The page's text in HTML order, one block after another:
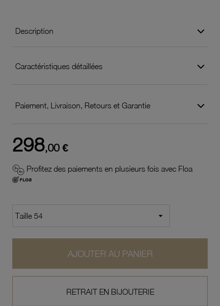
Description
Caractéristiques détaillées
Paiement, Livraison, Retours et Garantie
298,00 €
Profitez des paiements en plusieurs fois avec Floa
AJOUTER AU PANIER
RETRAIT EN BIJOUTERIE